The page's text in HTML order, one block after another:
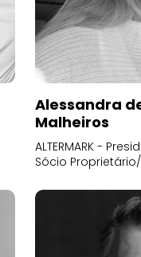
Alessandra
Malheiros
ALTERMARK -
Sócio